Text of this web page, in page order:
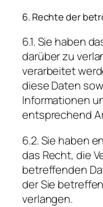
6. Rechte der
6.1. Sie haben
darüber zu
verarbeitet
diese Daten
Informationen
entsprechend
6.2. Sie haben
das Recht, die
betreffenden
der Sie
verlangen.